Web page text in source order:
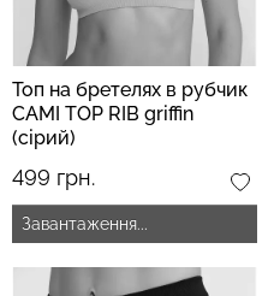
Топ на бретелях в рубчик
CAMI TOP RIB griffin
(сірий)
499 грн.
Завантаження...
489 грн.699 грн.